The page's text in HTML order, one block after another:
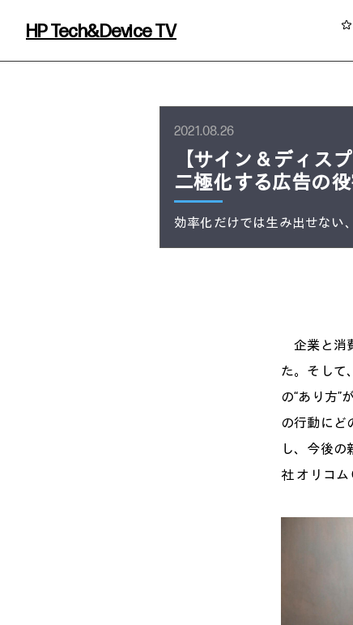
HP Tech&Device TV
2021.08.26
【サイン & ディス
二極化する広告の
効率化だけでは生み出せない
企業と消
た。そして
の“あり方”
の行動にど
し、今後の
社 オリコム